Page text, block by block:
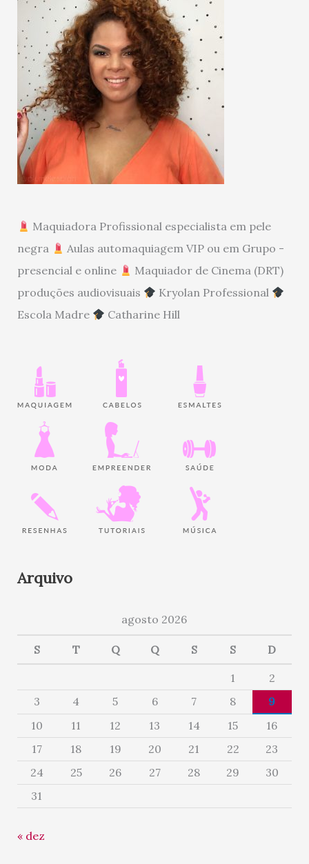
Maquiadora Profissional especialista em pele
negra
Aulas automaquiagem VIP ou em Grupo -
presencial e online
Maquiador de Cinema (DRT)
produções audiovisuais
Kryolan Professional
Escola Madre
Catharine Hill
Arquivo
agosto 2026
S T Q Q S S D
1
2
3
4 5 6 7 8
9
10
11 12 13 14 15
16
17
18 19 20 21 22
23
24
25 26 27 28 29
30
31
« dez